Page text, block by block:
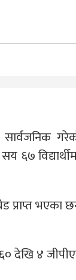
सार्वजनिक
प्राप्त
देखि ४